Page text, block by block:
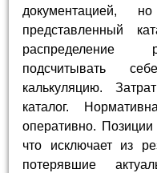
документацией,
представленный
распределение
подсчитывать
калькуляцию.
каталог.
оперативно.
что исключает из
потерявшие